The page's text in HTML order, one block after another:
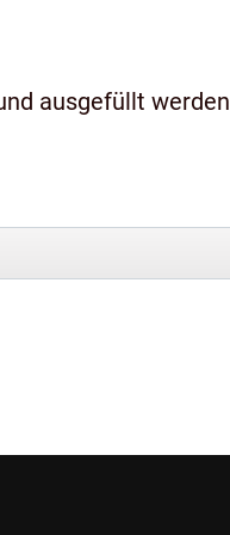
ausgefüllt werden